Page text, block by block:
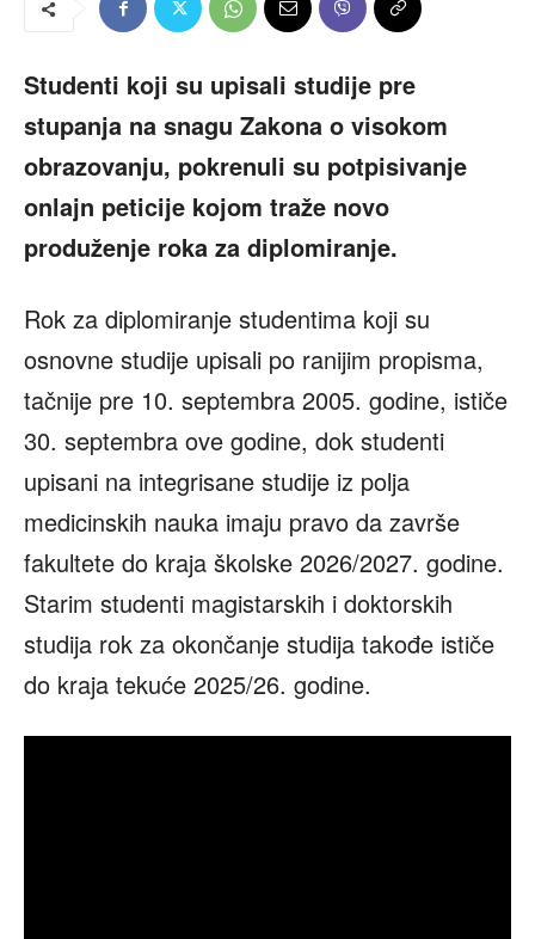
Studenti koji su upisali studije pre
stupanja na snagu Zakona o visokom
obrazovanju, pokrenuli su potpisivanje
onlajn peticije kojom traže novo
produženje roka za diplomiranje.
Rok za diplomiranje studentima koji su
osnovne studije upisali po ranijim propisma,
tačnije pre 10. septembra 2005. godine, ističe
30. septembra ove godine, dok studenti
upisani na integrisane studije iz polja
medicinskih nauka imaju pravo da završe
fakultete do kraja školske 2026/2027. godine.
Starim studenti magistarskih i doktorskih
studija rok za okončanje studija takođe ističe
do kraja tekuće 2025/26. godine.